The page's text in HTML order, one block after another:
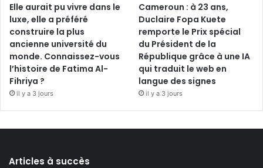
Elle aurait pu vivre dans le
luxe, elle a préféré
construire la plus
ancienne université du
monde. Connaissez-vous
l’histoire de Fatima Al-
Fihriya ?
il y a 3 jours
Cameroun : à 23 ans,
Duclaire Fopa Kuete
remporte le Prix spécial
du Président de la
République grâce à une IA
qui traduit le web en
langue des signes
il y a 3 jours
Articles à succès